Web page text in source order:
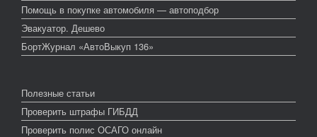
Помощь в покупке автомобиля — автоподбор
Эвакуатор. Дешево
БортЖурнал «АвтоВыкуп 136»
Полезные статьи
Проверить штрафы ГИБДД
Проверить полис ОСАГО онлайн